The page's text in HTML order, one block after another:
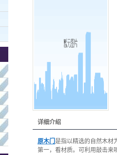
详细介绍
原木门是指以精选的自然木材
第一，看材质。可利用敲击来